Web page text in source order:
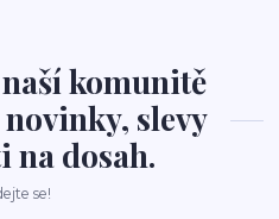
komunitě
slevy
na dosah.
se!